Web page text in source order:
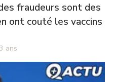
fraudeurs sont des
ont couté les vaccins
ans